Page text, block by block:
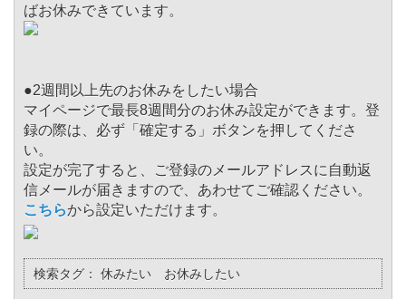
ばお休みできています。
●2週間以上先のお休みをしたい場合
マイページで最長8週間分のお休み設定ができます。登
録の際は、必ず「確定する」ボタンを押してくださ
い。
設定が完了すると、ご登録のメールアドレスに自動返
信メールが届きますので、あわせてご確認ください。
こちらから設定いただけます。
検索タグ： 休みたい お休みしたい